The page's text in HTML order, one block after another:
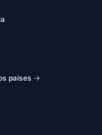
países →